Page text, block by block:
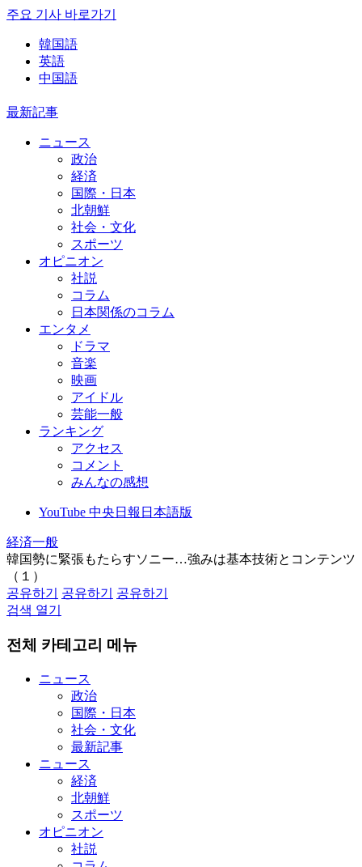
주요 기사 바로가기
韓国語
英語
中国語
最新記事
ニュース
政治
経済
国際・日本
北朝鮮
社会・文化
スポーツ
オピニオン
社説
コラム
日本関係のコラム
エンタメ
ドラマ
音楽
映画
アイドル
芸能一般
ランキング
アクセス
コメント
みんなの感想
YouTube 中央日報日本語版
経済一般
韓国勢に緊張もたらすソニー…強みは基本技術とコンテンツ
（１）
공유하기
공유하기
공유하기
검색 열기
전체 카테고리 메뉴
ニュース
政治
国際・日本
社会・文化
最新記事
ニュース
経済
北朝鮮
スポーツ
オピニオン
社説